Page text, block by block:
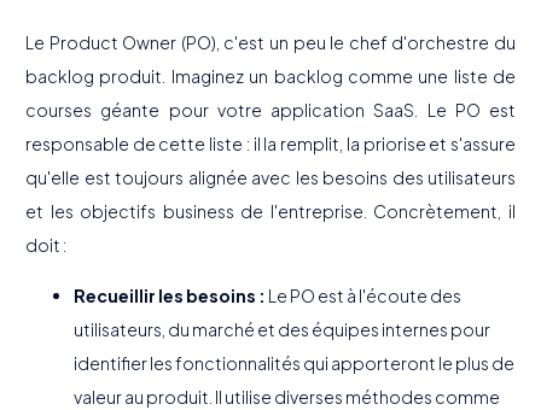
Le Product Owner (PO), c'est un peu le chef d'orchestre du
backlog produit. Imaginez un backlog comme une liste de
courses géante pour votre application SaaS. Le PO est
responsable de cette liste : il la remplit, la priorise et s'assure
qu'elle est toujours alignée avec les besoins des utilisateurs
et les objectifs business de l'entreprise. Concrètement, il
doit :
Recueillir les besoins : Le PO est à l'écoute des
utilisateurs, du marché et des équipes internes pour
identifier les fonctionnalités qui apporteront le plus de
valeur au produit. Il utilise diverses méthodes comme